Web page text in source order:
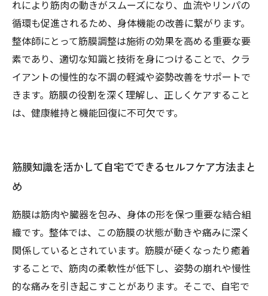
れにより筋肉の動きがスムーズになり、血流やリンパの
循環も促進されるため、身体機能の改善に繋がります。
整体師にとって筋膜調整は施術の効果を高める重要な要
素であり、適切な知識と技術を身につけることで、クラ
イアントの慢性的な不調の軽減や姿勢改善をサポートで
きます。筋膜の役割を深く理解し、正しくケアすること
は、健康維持と機能回復に不可欠です。
筋膜知識を活かして自宅でできるセルフケア方法まと
め
筋膜は筋肉や臓器を包み、身体の形を保つ重要な結合組
織です。整体では、この筋膜の状態が動きや痛みに深く
関係しているとされています。筋膜が硬くなったり癒着
することで、筋肉の柔軟性が低下し、姿勢の崩れや慢性
的な痛みを引き起こすことがあります。そこで、自宅で